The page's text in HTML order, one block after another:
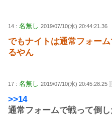
14 : 名無し 2019/07/10(水) 20:44:21.36
でもナイトは通常フォー
るやん
17 : 名無し 2019/07/10(水) 20:45:28.25
>>14
通常フォームで戦って倒